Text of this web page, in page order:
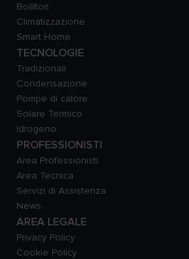
Bollitori
Climatizzazione
Smart Home
TECNOLOGIE
Tradizionali
Condensazione
Pompe di calore
Solare Termico
Idrogeno
PROFESSIONISTI
Area Professionisti
Area Tecnica
Servizi di Assistenza
News
AREA LEGALE
Privacy Policy
Cookie Policy